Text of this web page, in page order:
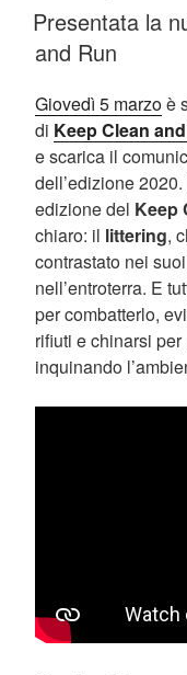
IL
Presentata la
and Run
Giovedì 5 marzoè
di Keep Clean
e scarica il
dell’edizione
edizione del Keep
chiaro: il littering,
contrastato nei
nell’entroterra. E
per combatterlo,
rifiuti e chinarsi
inquinando